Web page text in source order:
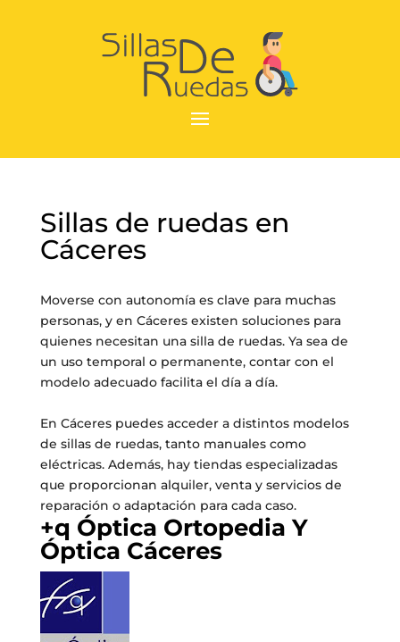
Sillas de ruedas en
Cáceres
Moverse con autonomía es clave para muchas
personas, y en Cáceres existen soluciones para
quienes necesitan una silla de ruedas. Ya sea de
un uso temporal o permanente, contar con el
modelo adecuado facilita el día a día.
En Cáceres puedes acceder a distintos modelos
de sillas de ruedas, tanto manuales como
eléctricas. Además, hay tiendas especializadas
que proporcionan alquiler, venta y servicios de
reparación o adaptación para cada caso.
+q Óptica Ortopedia Y
Óptica Cáceres